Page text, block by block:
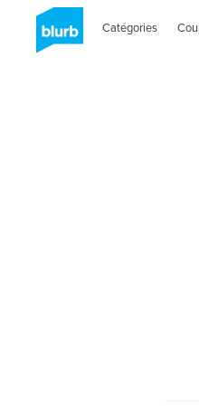
Catégories